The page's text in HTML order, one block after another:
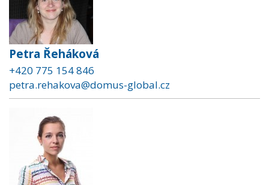
Petra Řeháková
+420 775 154 846
petra.rehakova@domus-global.cz